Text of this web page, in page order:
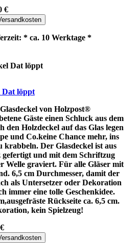
€
* ca. 10 Werktage *
Dat löppt
von Holzpost®
Gäste einen Schluck aus dem
den Holzdeckel auf das Glas legen
und Co.keine Chance mehr, ins
krabbeln. Der Glasdeckel ist aus
gefertigt und mit dem Schriftzug
Welle graviert. Für alle Gläser mit
6,5 cm Durchmesser, damit der
als Untersetzer oder Dekoration
immer eine tolle Geschenkidee.
Rückseite ca. 6,5 cm.
kein Spielzeug!